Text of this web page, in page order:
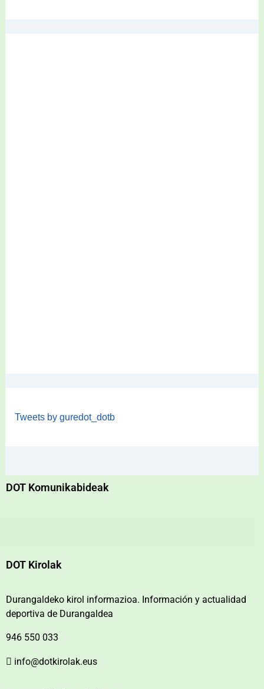
Tweets by guredot_dotb
DOT Komunikabideak
DOT Kirolak
Durangaldeko kirol informazioa. Información y actualidad
deportiva de Durangaldea
946 550 033
info@dotkirolak.eus